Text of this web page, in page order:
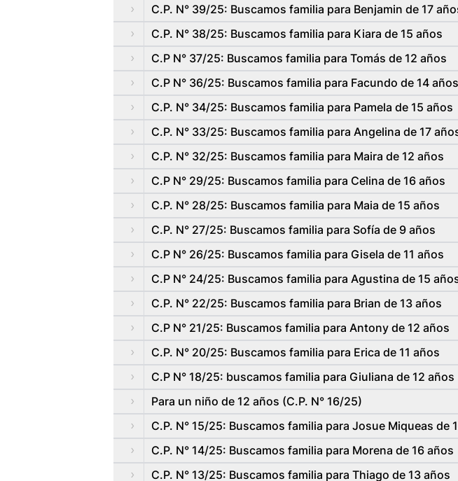
C.P. N° 39/25: Buscamos familia para Benjamin de 17
C.P. N° 38/25: Buscamos familia para Kiara de 15 años
C.P N° 37/25: Buscamos familia para Tomás de 12 años
C.P N° 36/25: Buscamos familia para Facundo de 14 años
C.P. N° 34/25: Buscamos familia para Pamela de 15 años
C.P. N° 33/25: Buscamos familia para Angelina de 17
C.P. N° 32/25: Buscamos familia para Maira de 12 años
C.P N° 29/25: Buscamos familia para Celina de 16 años
C.P. N° 28/25: Buscamos familia para Maia de 15 años
C.P. N° 27/25: Buscamos familia para Sofía de 9 años
C.P N° 26/25: Buscamos familia para Gisela de 11 años
C.P N° 24/25: Buscamos familia para Agustina de 15
C.P. N° 22/25: Buscamos familia para Brian de 13 años
C.P N° 21/25: Buscamos familia para Antony de 12 años
C.P. N° 20/25: Buscamos familia para Erica de 11 años
C.P N° 18/25: buscamos familia para Giuliana de 12 años
Para un niño de 12 años (C.P. N° 16/25)
C.P. N° 15/25: Buscamos familia para Josue Miqueas de
C.P. N° 14/25: Buscamos familia para Morena de 16 años
C.P. N° 13/25: Buscamos familia para Thiago de 13 años